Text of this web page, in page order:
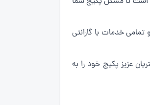
خدمات با گارانتی
عزیز پکیج خود را به